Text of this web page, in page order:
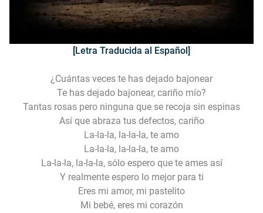
[Letra Traducida al Español]
¿Cuántas veces te has dejado bajonear
Te has dejado bajonear, cariño mío?
Tantas rosas pero ninguna que se recoja sin espinas
Así que abraza tus defectos, cariño
La-la-la, la-la-la, te amo
La-la-la, la-la-la, te amo
La-la-la, la-la-la, sólo espero que te ames así
Y realmente espero lo mejor para ti
Eres mi amor, mi pastelito
Mi bebé, eres mi corazón